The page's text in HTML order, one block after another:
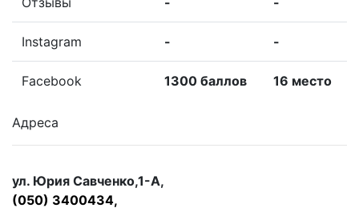
Instagram - -
Facebook 1300 баллов 16 место
Адреса
ул. Юрия Савченко,1-А,
(050) 3400434,